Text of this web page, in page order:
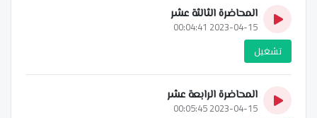
المحاضرة الثالثة عشر
2023-04-15 00:04:41
تشغيل
المحاضرة الرابعة عشر
2023-04-15 00:05:45